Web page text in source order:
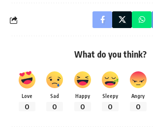
What do you think?
Love
0
Sad
0
Happy
0
Sleepy
0
Angry
0